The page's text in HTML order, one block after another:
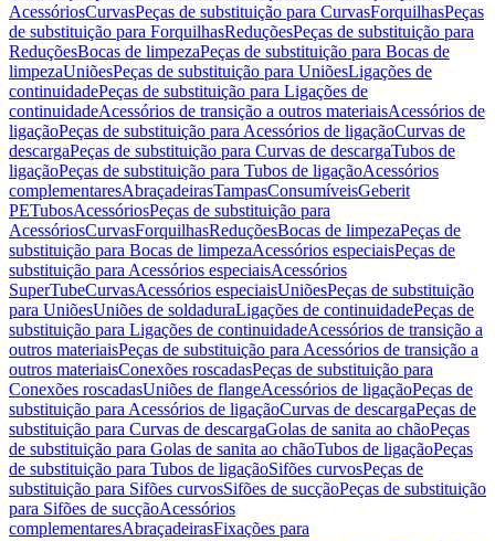
AcessóriosCurvasPeças de substituição para CurvasForquilhasPeças
de substituição para ForquilhasReduçõesPeças de substituição para
ReduçõesBocas de limpezaPeças de substituição para Bocas de
limpezaUniõesPeças de substituição para UniõesLigações de
continuidadePeças de substituição para Ligações de
continuidadeAcessórios de transição a outros materiaisAcessórios de
ligaçãoPeças de substituição para Acessórios de ligaçãoCurvas de
descargaPeças de substituição para Curvas de descargaTubos de
ligaçãoPeças de substituição para Tubos de ligaçãoAcessórios
complementaresAbraçadeirasTampasConsumíveisGeberit
PETubosAcessóriosPeças de substituição para
AcessóriosCurvasForquilhasReduçõesBocas de limpezaPeças de
substituição para Bocas de limpezaAcessórios especiaisPeças de
substituição para Acessórios especiaisAcessórios
SuperTubeCurvasAcessórios especiaisUniõesPeças de substituição
para UniõesUniões de soldaduraLigações de continuidadePeças de
substituição para Ligações de continuidadeAcessórios de transição a
outros materiaisPeças de substituição para Acessórios de transição a
outros materiaisConexões roscadasPeças de substituição para
Conexões roscadasUniões de flangeAcessórios de ligaçãoPeças de
substituição para Acessórios de ligaçãoCurvas de descargaPeças de
substituição para Curvas de descargaGolas de sanita ao chãoPeças
de substituição para Golas de sanita ao chãoTubos de ligaçãoPeças
de substituição para Tubos de ligaçãoSifões curvosPeças de
substituição para Sifões curvosSifões de sucçãoPeças de substituição
para Sifões de sucçãoAcessórios
complementaresAbraçadeirasFixações para